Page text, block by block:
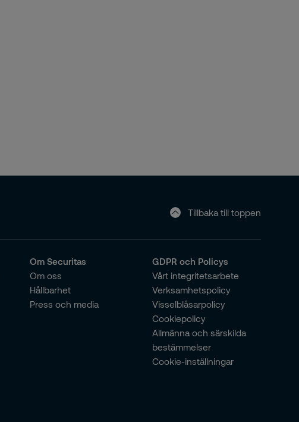
Tillbaka till toppen
Om Securitas
Om oss
Hållbarhet
Press och media
GDPR och Policys
Vårt integritetsarbete
Verksamhetspolicy
Visselblåsarpolicy
Cookiepolicy
Allmänna och särskilda
bestämmelser
Cookie-inställningar